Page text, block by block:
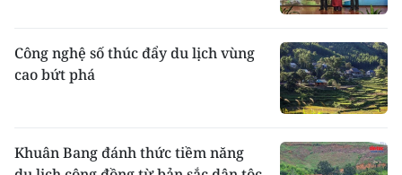
Công nghệ số thúc đẩy du lịch vùng
cao bứt phá
Khuân Bang đánh thức tiềm năng